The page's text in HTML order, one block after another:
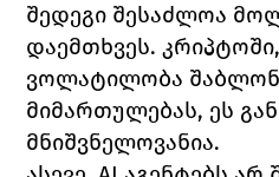
შედეგი შესაძლოა
დაემთხვეს.
ვოლატილობა
მიმართულებას, ეს
მნიშვნელოვანია.